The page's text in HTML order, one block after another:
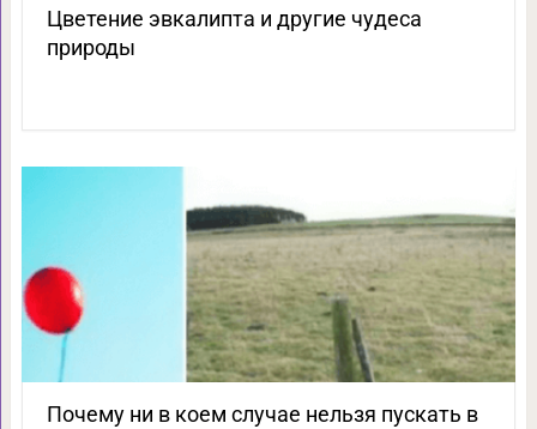
Цветение эвкалипта и другие чудеса
природы
Почему ни в коем случае нельзя пускать в